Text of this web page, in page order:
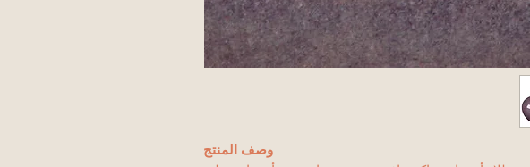
وصف المنتج